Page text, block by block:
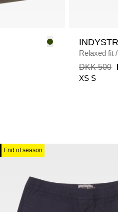
Relaxed fit /
DKK 500
XS S
End of season